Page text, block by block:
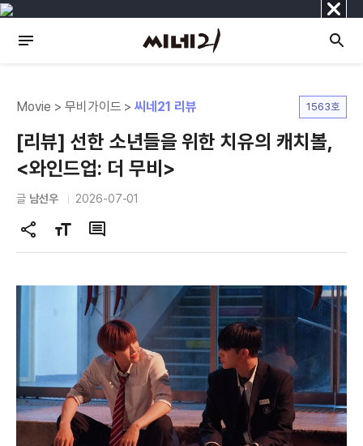
닫
기
Movie > 무비가이드 >씨네21 리뷰 1563호
[리뷰] 선한 소년들을 위한 치유의 캐치볼,
<와인드업: 더 무비>
글 남선우 2026-07-01
공
유
기
글
자
기
댓
글